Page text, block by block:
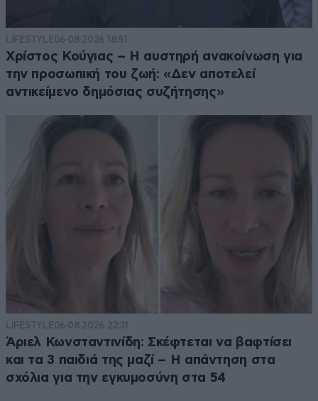
LIFESTYLE06·08·2026 18:51
Χρίστος Κούγιας – Η αυστηρή ανακοίνωση για
την προσωπική του ζωή: «Δεν αποτελεί
αντικείμενο δημόσιας συζήτησης»
LIFESTYLE06·08·2026 22:31
Άριελ Κωνσταντινίδη: Σκέφτεται να βαφτίσει
και τα 3 παιδιά της μαζί – Η απάντηση στα
σχόλια για την εγκυμοσύνη στα 54